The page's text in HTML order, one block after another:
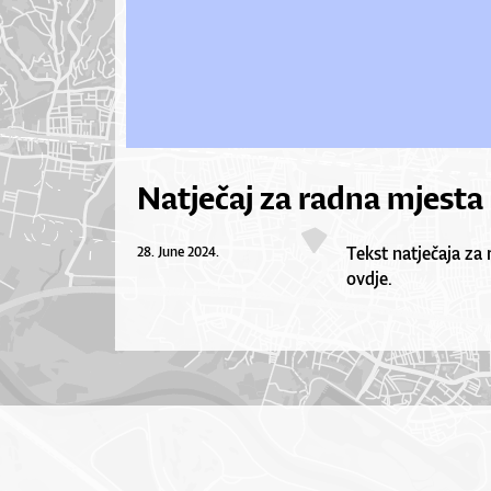
Natječaj za radna mjesta
28. June 2024.
Tekst natječaja
ovdje.